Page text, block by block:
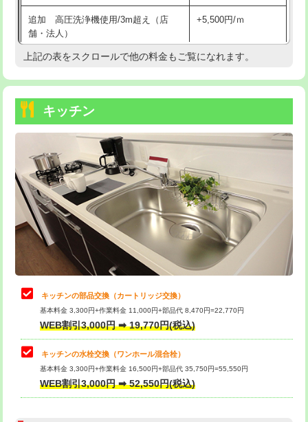
持込商品取付（浄水器・分岐水栓） 16,500円
持込商品取付（温水洗浄便座） 22,000円
持込商品取付（普通便座⇔温水洗浄便
22,000円
給水管工事※（ホール加工)
給水管工事※（バンド止め) 3,300円
給水管工事※（支持金具設置) 5,500円
給水管工事※（保温材使用（バンド止
め込み）)
5,500円
給水管工事※（土の掘削・埋め戻し作
11,000円
給水管工事※（塩ビ管（VP・HI）使
用/3ｍまで)
給水管工事※（塩ビ管（VP・HI）使
用（追加）/3ｍ超え)
給水管工事※（ライニング鋼管・銅
管・ポリ管・HT管使用/3ｍまで)
44,000円
追加 高圧洗浄機使用/3m超え（店
舗・法人）
+5,500円/ｍ
高度高圧洗浄換 現地調査
トーラー機使用/3mまで
追加トーラー機使用/3m超え +3,300円
カメラ調査 33,000円
桝清掃 8,800円
止水・漏水調査・防水処理・清掃・修
理・調整・分解・加工など（軽作業）
11,000円
止水・漏水調査・防水処理・清掃・修
理・調整・分解・加工など（中作業）
22,000円
止水・漏水調査・防水処理・清掃・修
理・調整・分解・加工など（重作業）
33,000円
お風呂タンク脱着
その他部品の脱着
上記の表をスクロールで他の料金もご覧になれます。
キッチン
キッチンの部品交換（カートリッジ交換）
基本料金 3,300円+作業料金 11,000円+部品代 8,470円=22,770円
WEB割引3,000円 ➡ 19,770円(税込)
キッチンの水栓交換（ワンホール混合栓）
基本料金 3,300円+作業料金 16,500円+部品代 35,750円=55,550円
WEB割引3,000円 ➡ 52,550円(税込)